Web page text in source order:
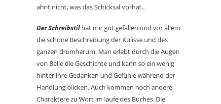
ahnt nicht, was das Schicksal vorhat..
Der Schreibstil hat mir gut gefallen und vor allem
die schöne Beschreibung der Kulisse und des
ganzen drumherum. Man erlebt durch die Augen
von Belle die Geschichte und kann so ein wenig
hinter ihre Gedanken und Gefühle während der
Handlung blicken. Auch kommen noch andere
Charaktere zu Wort im laufe des Buches. Die